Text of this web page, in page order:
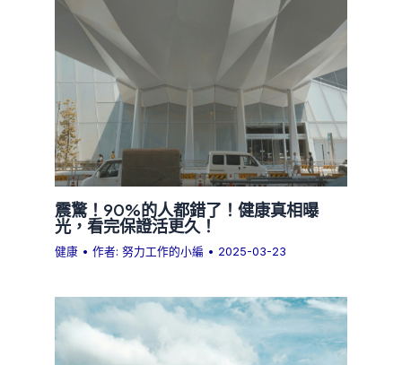
震驚！90%的人都錯了！健康真相曝
光，看完保證活更久！
健康 • 作者:努力工作的小編 • 2025-03-23